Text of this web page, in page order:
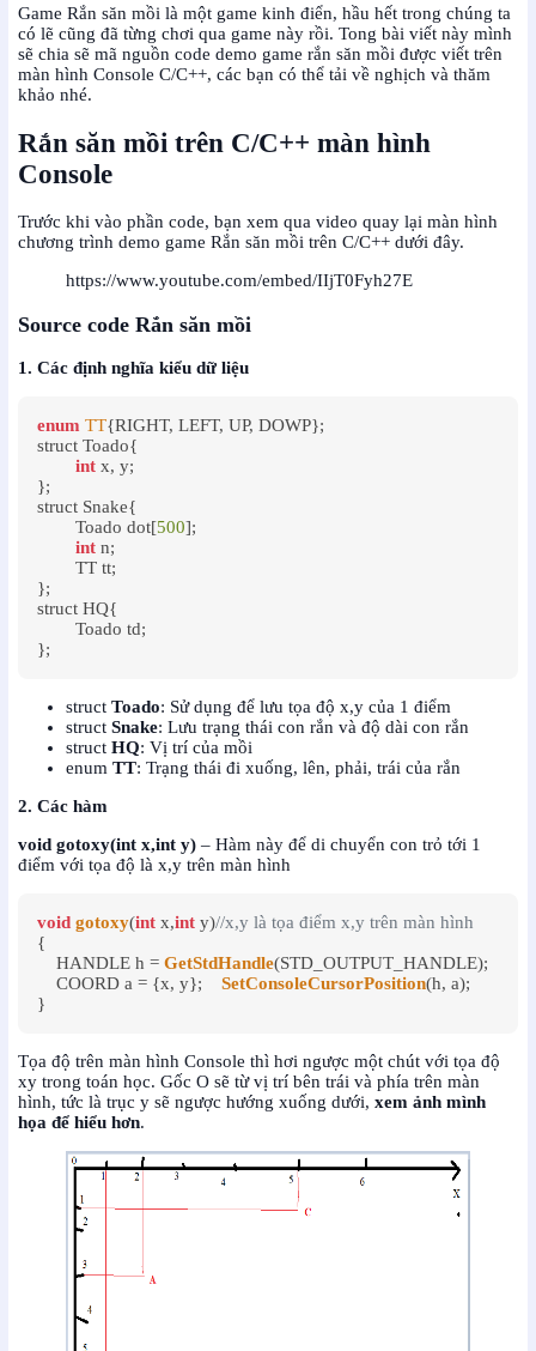
Game Rắn săn mồi là một game kinh điển, hầu hết trong chúng ta
có lẽ cũng đã từng chơi qua game này rồi. Tong bài viết này mình
sẽ chia sẽ mã nguồn code demo game rắn săn mồi được viết trên
màn hình Console C/C++, các bạn có thể tải về nghịch và thăm
khảo nhé.
Rắn săn mồi trên C/C++ màn hình
Console
Trước khi vào phần code, bạn xem qua video quay lại màn hình
chương trình demo game Rắn săn mồi trên C/C++ dưới đây.
https://www.youtube.com/embed/IIjT0Fyh27E
Source code Rắn săn mồi
1. Các định nghĩa kiểu dữ liệu
enum TT{RIGHT, LEFT, UP, DOWP};
struct Toado{
int x, y;
};
struct Snake{
	Toado dot[
500];
int n;
};
struct HQ{
};
struct Toado: Sử dụng để lưu tọa độ x,y của 1 điểm
struct Snake: Lưu trạng thái con rắn và độ dài con rắn
struct HQ: Vị trí của mồi
enum TT: Trạng thái đi xuống, lên, phải, trái của rắn
2. Các hàm
void gotoxy(int x,int y) – Hàm này để di chuyển con trỏ tới 1
điểm với tọa độ là x,y trên màn hình
void gotoxy(int x,int y)//x,y là tọa điểm x,y trên màn hình
{
    HANDLE h =
GetStdHandle(STD_OUTPUT_HANDLE);
    COORD a = {x, y};
SetConsoleCursorPosition(h, a);
}
Tọa độ trên màn hình Console thì hơi ngược một chút với tọa độ
xy trong toán học. Gốc O sẽ từ vị trí bên trái và phía trên màn
hình, tức là trục y sẽ ngược hướng xuống dưới, xem ảnh mình
họa để hiểu hơn.